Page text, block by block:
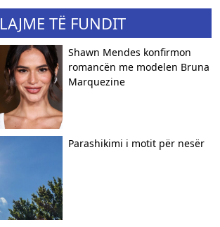
LAJME TË FUNDIT
Shawn Mendes konfirmon
romancën me modelen Bruna
Marquezine
Parashikimi i motit për nesër